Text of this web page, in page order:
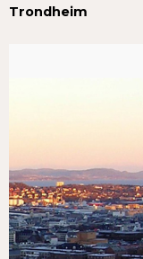
Trondheim